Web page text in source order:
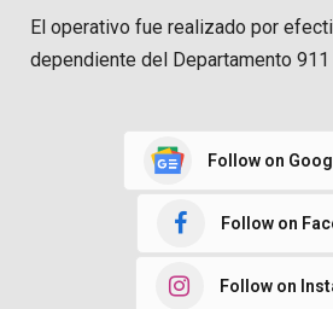
El operativo fue realizado por
dependiente del Departamento 911
Follow on
Follow on
Follow on